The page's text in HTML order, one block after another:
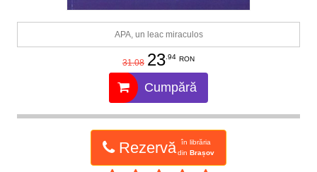
APA, un leac miraculos
31.08 23.94 RON
Cumpără
Rezervă
în librăria
din Brașov